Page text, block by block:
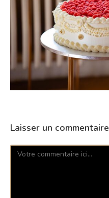
Laisser un commentaire